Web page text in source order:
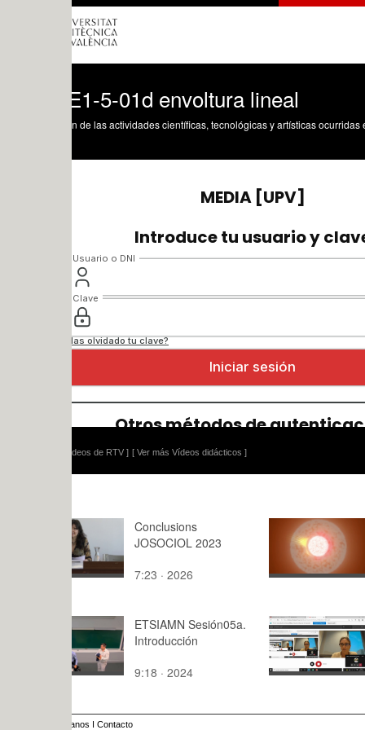
5-01d envoltura lineal
de las actividades científicas, tecnológicas y artísticas ocurridas en los tres
[ Ver más Vídeos didácticos ]
Conclusions
JOSOCIOL 2023
7:23 · 2026
VFX -
Magera
1:18 · 2025
ETSIAMN Sesión05a.
Introducción
9:18 · 2024
GITI
(T1.4b)
83:15 ·